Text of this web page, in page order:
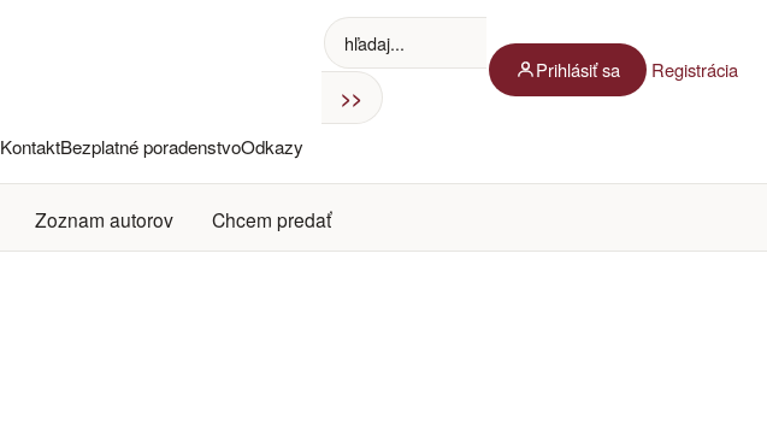
KontaktBezplatné poradenstvoOdkazy
Prihlásiť sa Registrácia
Zoznam autorov Chcem predať